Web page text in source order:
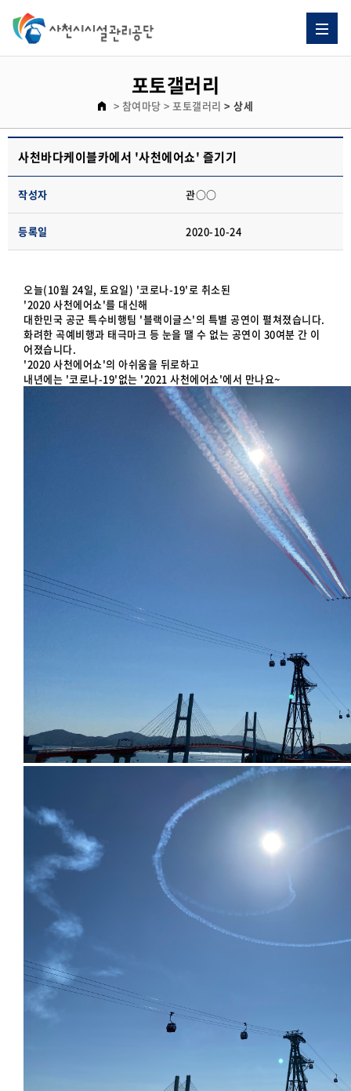
포토갤러리
> 참여마당 > 포토갤러리 > 상세
사천바다케이블카에서 '사천에어쇼' 즐기기
작성자 관○○
등록일 2020-10-24
오늘(10월 24일, 토요일) '코로나-19'로 취소된
'2020 사천에어쇼'를 대신해
대한민국 공군 특수비행팀 '블랙이글스'의 특별 공연이 펼쳐졌습니다.
화려한 곡예비행과 태극마크 등 눈을 땔 수 없는 공연이 30여분 간 이
어졌습니다.
'2020 사천에어쇼'의 아쉬움을 뒤로하고
내년에는 '코로나-19'없는 '2021 사천에어쇼'에서 만나요~